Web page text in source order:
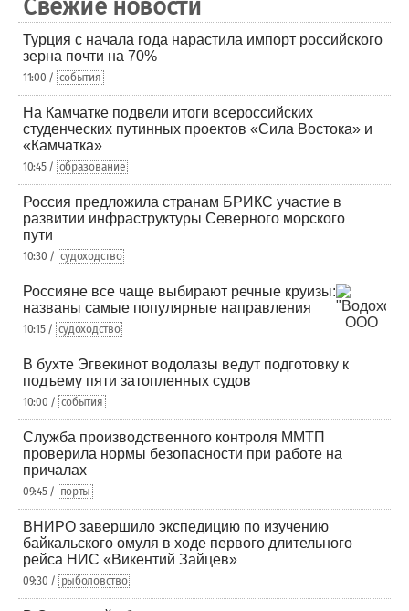
Свежие новости
Турция с начала года нарастила импорт российского
зерна почти на 70%
11:00 / события
На Камчатке подвели итоги всероссийских
студенческих путинных проектов «Сила Востока» и
«Камчатка»
10:45 / образование
Россия предложила странам БРИКС участие в
развитии инфраструктуры Северного морского
пути
10:30 / судоходство
Россияне все чаще выбирают речные круизы:
названы самые популярные направления
10:15 / судоходство
В бухте Эгвекинот водолазы ведут подготовку к
подъему пяти затопленных судов
10:00 / события
Служба производственного контроля ММТП
проверила нормы безопасности при работе на
причалах
09:45 / порты
ВНИРО завершило экспедицию по изучению
байкальского омуля в ходе первого длительного
рейса НИС «Викентий Зайцев»
09:30 / рыболовство